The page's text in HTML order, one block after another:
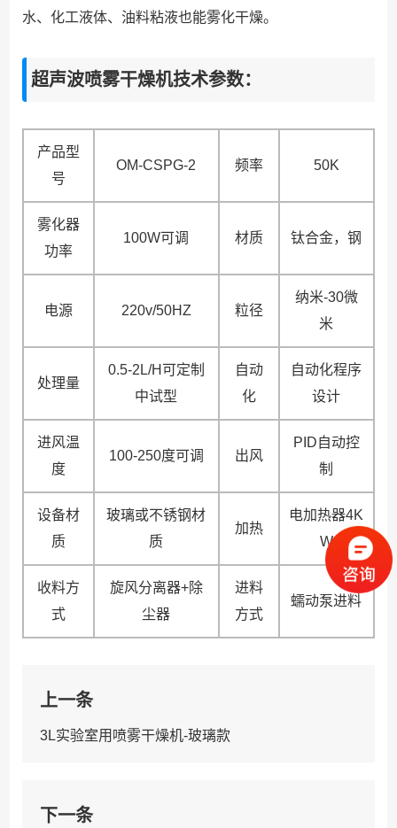
水、化工液体、油料粘液也能雾化干燥。
超声波喷雾干燥机技术参数：
产品型
号
OM-CSPG-2 频率 50K
雾化器
功率
100W可调 材质 钛合金，钢
电源 220v/50HZ 粒径
纳米-30微
米
处理量
0.5-2L/H可定制
中试型
自动
化
自动化程序
设计
进风温
度
100-250度可调 出风
PID自动控
制
设备材
质
玻璃或不锈钢材
质
加热
电加热器4K
W
收料方
式
旋风分离器+除
尘器
进料
方式
蠕动泵进料
上一条
3L实验室用喷雾干燥机-玻璃款
下一条